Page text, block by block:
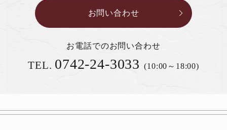
お問い合わせ
お電話でのお問い合わせ
TEL. 0742-24-3033 (10:00～18:00)